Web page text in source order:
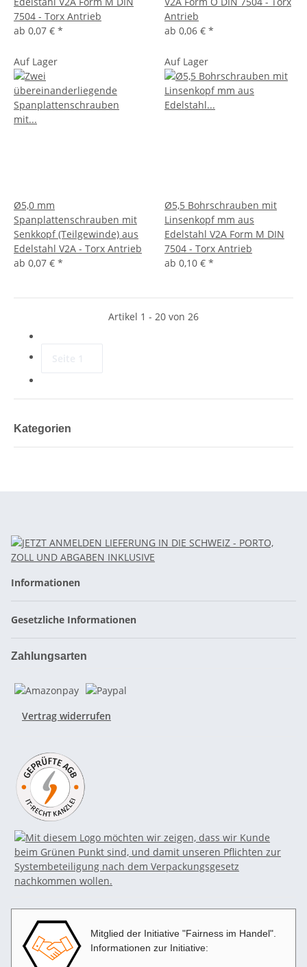
7504 - Torx Antrieb
ab 0,07 € *
Antrieb
ab 0,06 € *
Auf Lager
Ø5,0 mm
Spanplattenschrauben mit
Senkkopf (Teilgewinde) aus
Edelstahl V2A - Torx Antrieb
ab 0,07 € *
Auf Lager
Ø5,5 Bohrschrauben mit
Linsenkopf mm aus
Edelstahl V2A Form M DIN
7504 - Torx Antrieb
ab 0,10 € *
Artikel 1 - 20 von 26
Kategorien
Informationen
Gesetzliche Informationen
Zahlungsarten
Vertrag widerrufen
Mitglied der Initiative "Fairness im Handel".
Informationen zur Initiative: